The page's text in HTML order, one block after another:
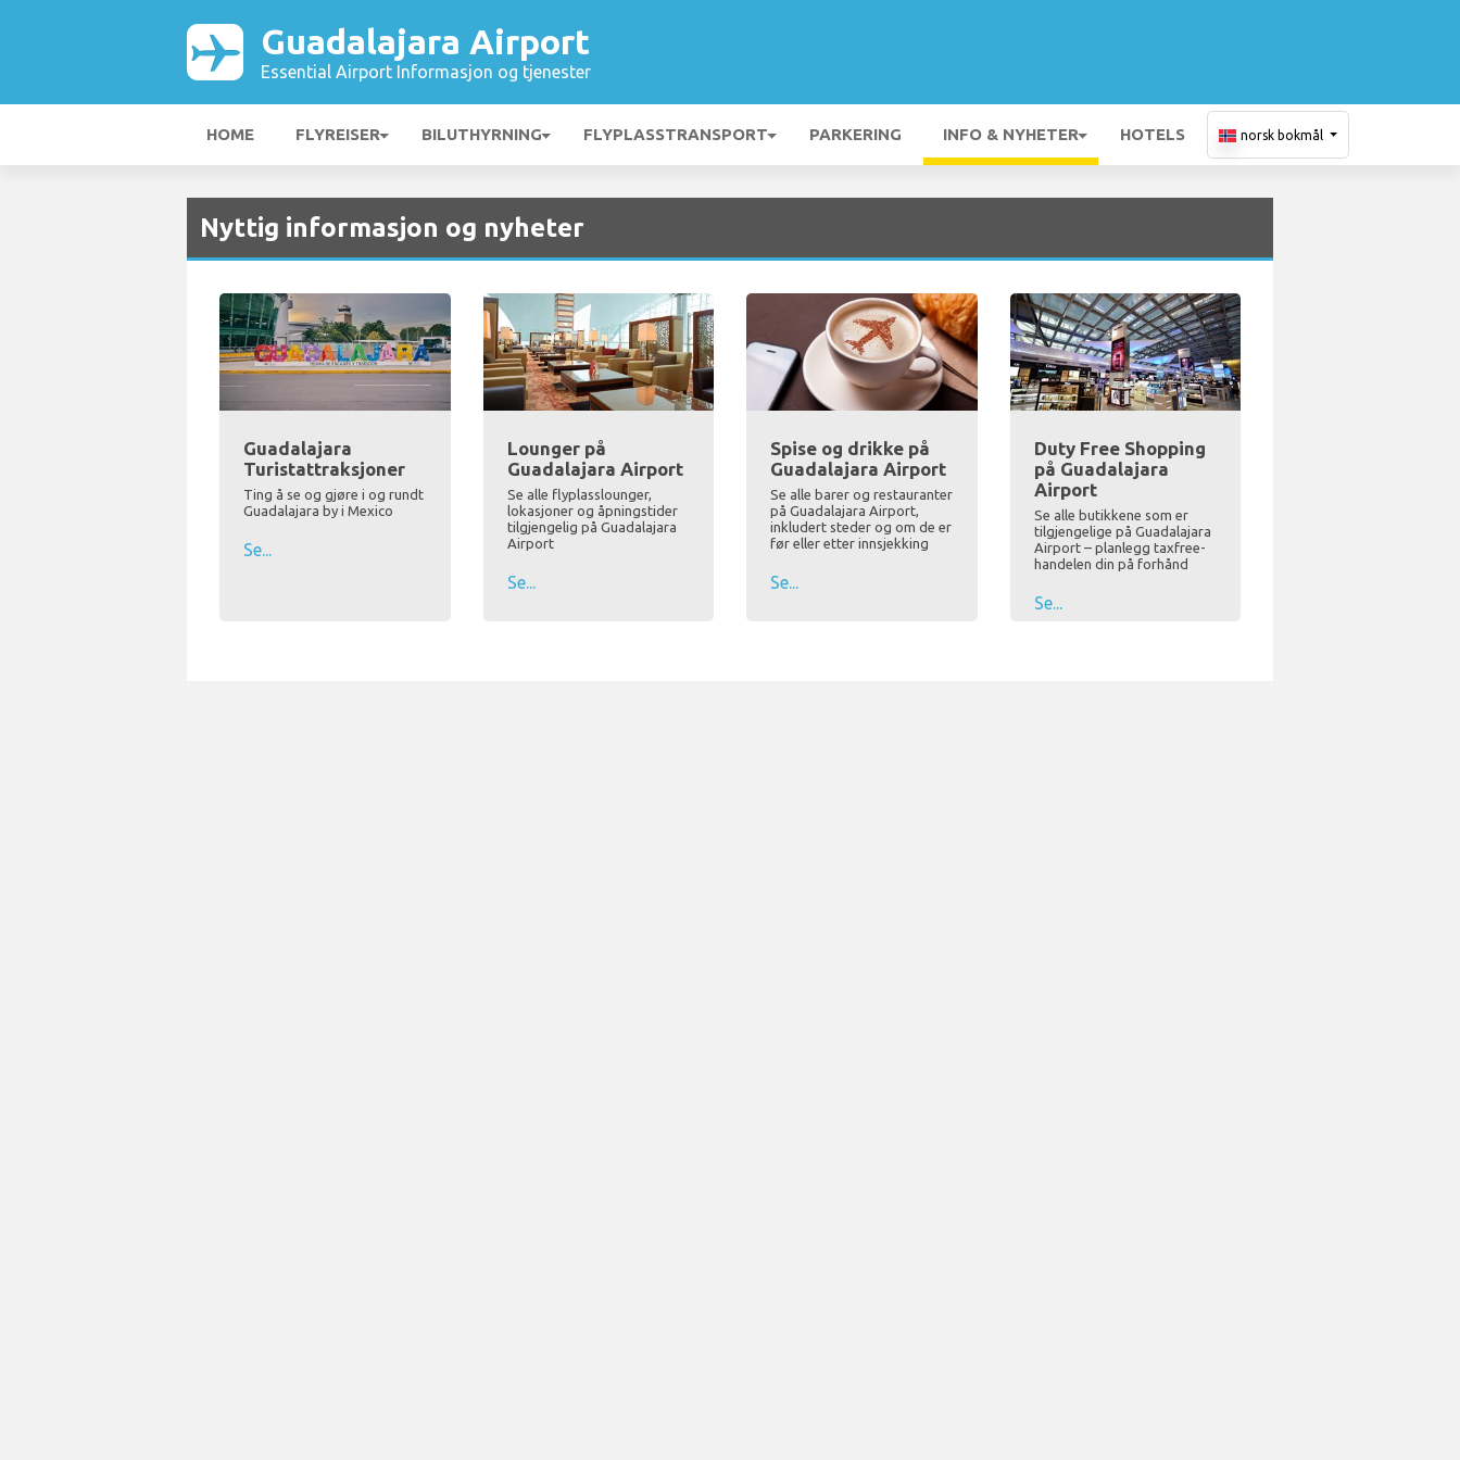
Guadalajara Airport
Essential Airport Informasjon og tjenester
HOME FLYREISER BILUTHYRNING FLYPLASSTRANSPORT PARKERING INFO & NYHETER HOTELS norsk bokmål
Nyttig informasjon og nyheter
Guadalajara
Turistattraksjoner
Ting å se og gjøre i og rundt
Guadalajara by i Mexico
Se...
Lounger på
Guadalajara Airport
Se alle flyplasslounger,
lokasjoner og åpningstider
tilgjengelig på Guadalajara
Airport
Se...
Spise og drikke på
Guadalajara Airport
Se alle barer og restauranter
på Guadalajara Airport,
inkludert steder og om de er
før eller etter innsjekking
Se...
Duty Free Shopping
på Guadalajara
Airport
Se alle butikkene som er
tilgjengelige på Guadalajara
Airport – planlegg taxfree-
handelen din på forhånd
Se...